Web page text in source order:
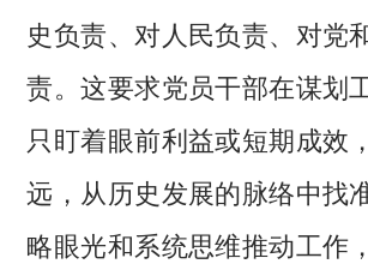
史负责、对人民负责、对党
责。这要求党员干部在谋划
只盯着眼前利益或短期成效
远，从历史发展的脉络中找
略眼光和系统思维推动工作